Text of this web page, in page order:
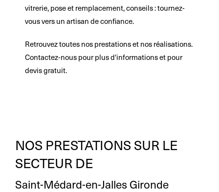
vitrerie, pose et remplacement, conseils : tournez-
vous vers un artisan de confiance.
Retrouvez toutes nos prestations et nos réalisations.
Contactez-nous pour plus d'informations et pour
devis gratuit.
NOS PRESTATIONS SUR LE
SECTEUR DE
Saint-Médard-en-Jalles Gironde